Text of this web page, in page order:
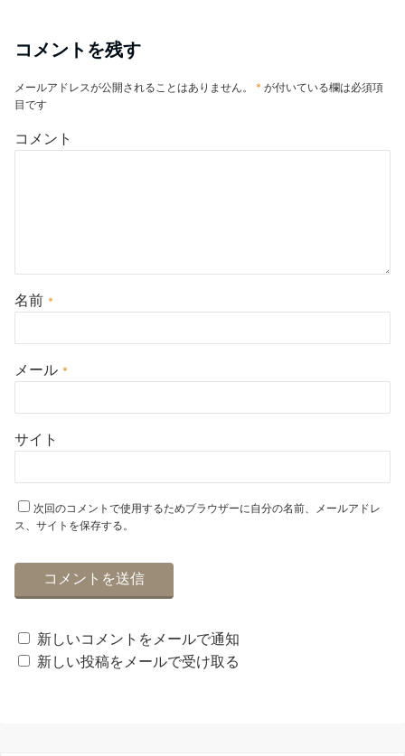
コメントを残す
メールアドレスが公開されることはありません。 * が付いている欄は必須項
目です
コメント
名前 *
メール *
サイト
次回のコメントで使用するためブラウザーに自分の名前、メールアドレ
ス、サイトを保存する。
新しいコメントをメールで通知
新しい投稿をメールで受け取る